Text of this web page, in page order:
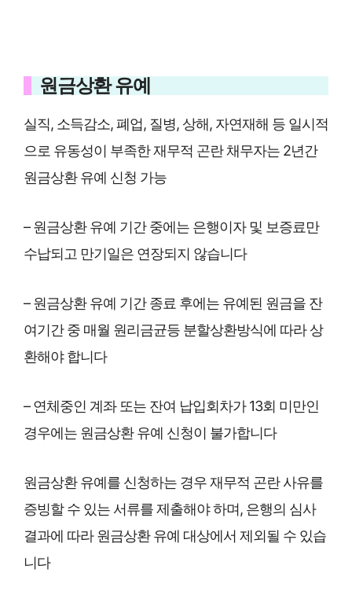
원금상환 유예
실직, 소득감소, 폐업, 질병, 상해, 자연재해 등 일시적
으로 유동성이 부족한 재무적 곤란 채무자는 2년간
원금상환 유예 신청 가능
– 원금상환 유예 기간 중에는 은행이자 및 보증료만
수납되고 만기일은 연장되지 않습니다
– 원금상환 유예 기간 종료 후에는 유예된 원금을 잔
여기간 중 매월 원리금균등 분할상환방식에 따라 상
환해야 합니다
– 연체중인 계좌 또는 잔여 납입회차가 13회 미만인
경우에는 원금상환 유예 신청이 불가합니다
원금상환 유예를 신청하는 경우 재무적 곤란 사유를
증빙할 수 있는 서류를 제출해야 하며, 은행의 심사
결과에 따라 원금상환 유예 대상에서 제외될 수 있습
니다